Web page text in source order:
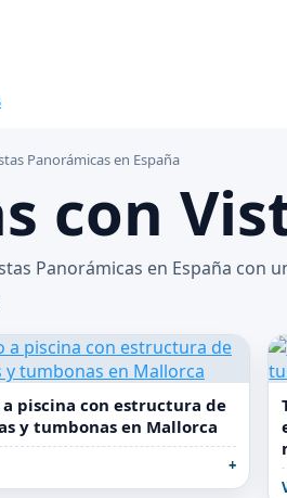
Panorámicas en España
con
Panorámicas en España con
piscina con estructura de
y tumbonas en Mallorca